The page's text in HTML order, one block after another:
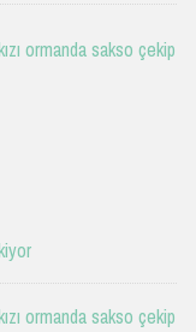
ormanda sakso çekip
ormanda sakso çekip